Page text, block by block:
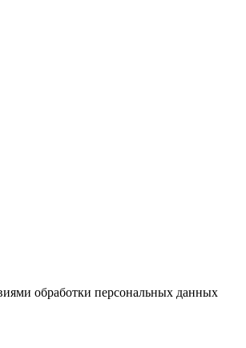
обработки персональных данных